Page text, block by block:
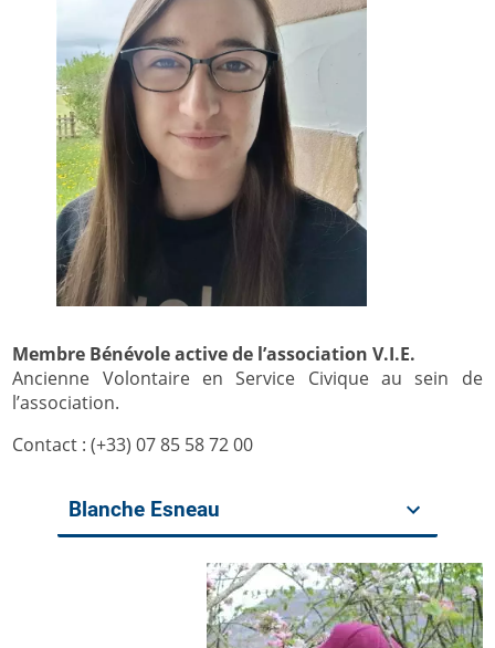
Membre Bénévole active de l’association V.I.E.
Ancienne Volontaire en Service Civique au sein de
l’association.
Contact : (+33) 07 85 58 72 00
Blanche Esneau